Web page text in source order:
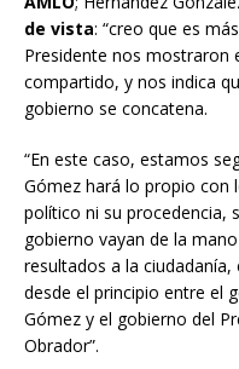
de vista: “creo que es
Presidente nos mostraron
compartido, y nos indica
gobierno se concatena.
“En este caso, estamos
Gómez hará lo propio con
político ni su procedencia,
gobierno vayan de la
resultados a la
desde el principio entre el
Gómez y el gobierno del
Obrador”.